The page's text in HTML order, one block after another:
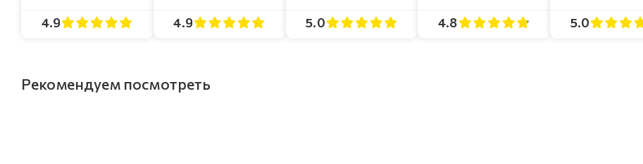
4.9 4.9 5.0 4.8 5.0
Рекомендуем посмотреть